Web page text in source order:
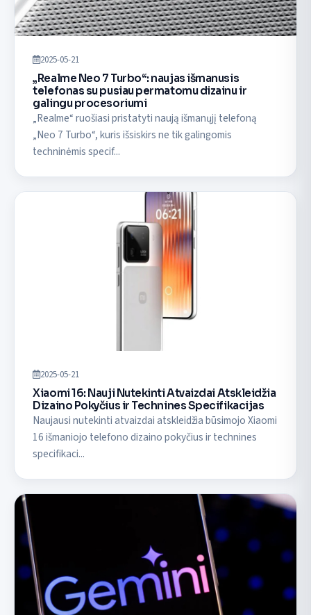
2025-05-21
„Realme Neo 7 Turbo“: naujas išmanusis
telefonas su pusiau permatomu dizainu ir
galingu procesoriumi
„Realme“ ruošiasi pristatyti naują išmanųjį telefoną
„Neo 7 Turbo“, kuris išsiskirs ne tik galingomis
techninėmis specif...
2025-05-21
Xiaomi 16: Nauji Nutekinti Atvaizdai Atskleidžia
Dizaino Pokyčius ir Technines Specifikacijas
Naujausi nutekinti atvaizdai atskleidžia būsimojo Xiaomi
16 išmaniojo telefono dizaino pokyčius ir technines
specifikaci...